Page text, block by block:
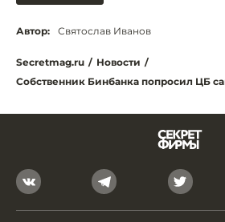
Автор: Святослав Иванов
Secretmag.ru / Новости /
Собственник Бинбанка попросил ЦБ